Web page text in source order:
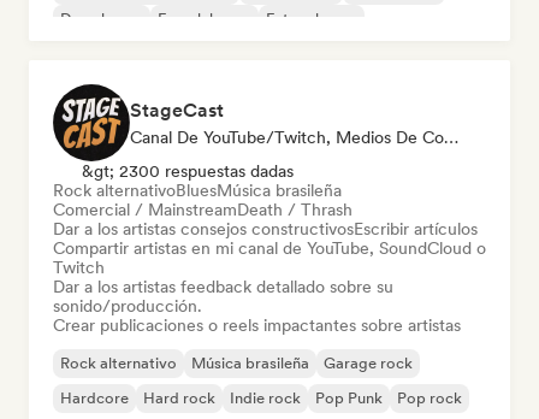
Deep house
French house Future house
StageCast
Canal De YouTube/Twitch, Medios De Comunicación/Periodista, Mentor, Social Media Influencer, Experto En Sonido
&gt; 2300 respuestas dadas
Rock alternativoBluesMúsica brasileña
Comercial / MainstreamDeath / Thrash
Dar a los artistas consejos constructivosEscribir artículos
Compartir artistas en mi canal de YouTube, SoundCloud o
Twitch
Dar a los artistas feedback detallado sobre su
sonido/producción.
Crear publicaciones o reels impactantes sobre artistas
Rock alternativo Música brasileña
Garage rock
Hardcore
Hard rock Indie rock Pop Punk Pop rock